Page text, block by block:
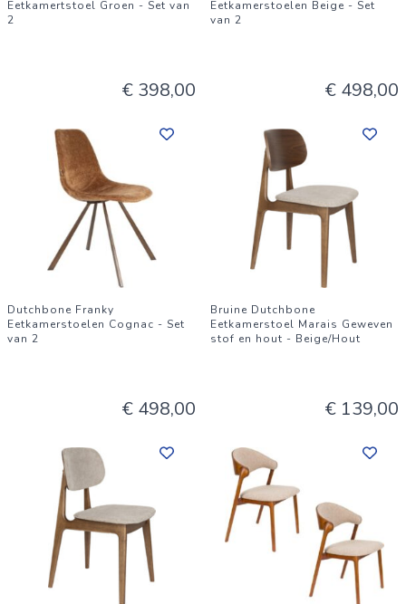
Eetkamertstoel Groen - Set van
2
€ 398,00
Eetkamerstoelen Beige - Set
van 2
€ 498,00
Dutchbone Franky
Eetkamerstoelen Cognac - Set
van 2
€ 498,00
Bruine Dutchbone
Eetkamerstoel Marais Geweven
stof en hout - Beige/Hout
€ 139,00